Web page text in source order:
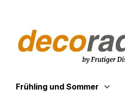
Frühling und Sommer